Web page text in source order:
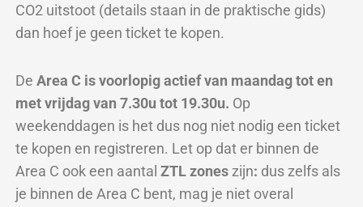
CO2 uitstoot (details staan in de praktische gids)
dan hoef je geen ticket te kopen.
De Area C is voorlopig actief van maandag tot en
met vrijdag van 7.30u tot 19.30u. Op
weekenddagen is het dus nog niet nodig een ticket
te kopen en registreren. Let op dat er binnen de
Area C ook een aantalZTL zoneszijn: dus zelfs als
je binnen de Area C bent, mag je niet overal